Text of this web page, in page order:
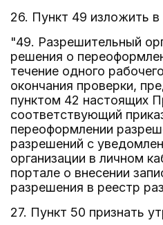
26. Пункт 49 изложить
"49. Разрешительный
решения о
течение одного
окончания проверки,
пунктом 42 настоящих
соответствующий
переоформлении
разрешений с
организации в личном
портале о внесении
разрешения в реестр
27. Пункт 50 признать